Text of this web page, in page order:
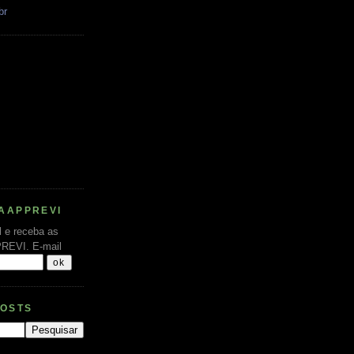
e receba as
E-mail